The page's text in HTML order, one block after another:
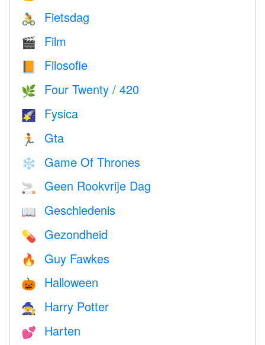
🚴 Fietsdag
🎬 Film
📙 Filosofie
🌿 Four Twenty / 420
🌠 Fysica
🏃 Gta
❄️ Game Of Thrones
🚬 Geen Rookvrije Dag
📖 Geschiedenis
💊 Gezondheid
🔥 Guy Fawkes
🎃 Halloween
🧙 Harry Potter
💕 Harten